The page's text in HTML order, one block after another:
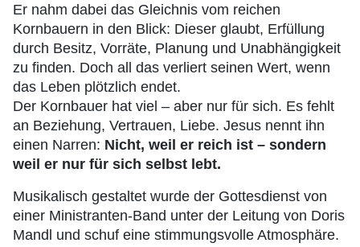
Er nahm dabei das Gleichnis vom reichen
Kornbauern in den Blick: Dieser glaubt, Erfüllung
durch Besitz, Vorräte, Planung und Unabhängigkeit
zu finden. Doch all das verliert seinen Wert, wenn
das Leben plötzlich endet.
Der Kornbauer hat viel – aber nur für sich. Es fehlt
an Beziehung, Vertrauen, Liebe. Jesus nennt ihn
einen Narren: Nicht, weil er reich ist – sondern
weil er nur für sich selbst lebt.
Musikalisch gestaltet wurde der Gottesdienst von
einer Ministranten-Band unter der Leitung von Doris
Mandl und schuf eine stimmungsvolle Atmosphäre.